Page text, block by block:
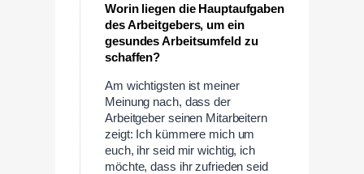
Worin liegen die Hauptaufgaben
des Arbeitgebers, um ein
gesundes Arbeitsumfeld zu
schaffen?
Am wichtigsten ist meiner
Meinung nach, dass der
Arbeitgeber seinen Mitarbeitern
zeigt: Ich kümmere mich um
euch, ihr seid mir wichtig, ich
möchte, dass ihr zufrieden seid